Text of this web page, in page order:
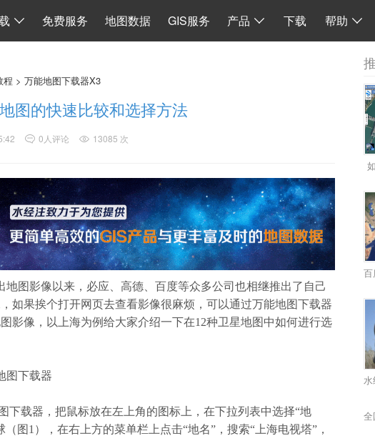
免费服务 地图数据 GIS服务 产品 下载 帮助
水经微图CAD 三维
二维系统 三
离线 API 源码
程 > 万能地图下载器X3
图的快速比较和选择方法
0人评论 13085 次
图影像以来，必应、高德、百度等众多公司也相继推出了自己
如果挨个打开网页去查看影像很麻烦，可以通过万能地图下载器
影像，以上海为例给大家介绍一下在12种卫星地图中如何进行选
下载器
载器，把鼠标放在左上角的图标上，在下拉列表中选择“地
（图1），在右上方的菜单栏上点击“地名”，搜索“上海电视塔”，